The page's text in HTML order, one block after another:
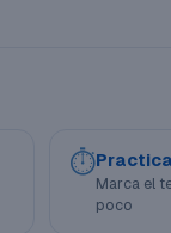
⏱
Marca el
poco